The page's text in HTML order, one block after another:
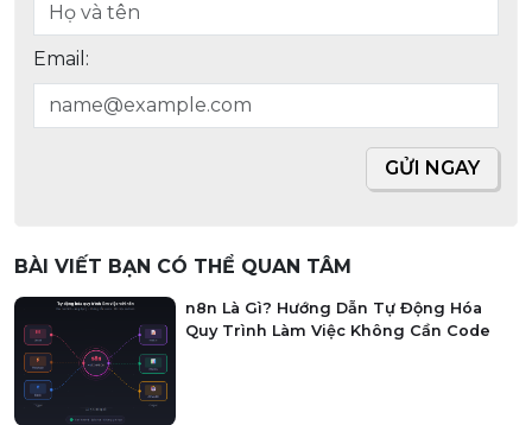
Email:
GỬI NGAY
BÀI VIẾT BẠN CÓ THỂ QUAN TÂM
n8n Là Gì? Hướng Dẫn Tự Động Hóa
Quy Trình Làm Việc Không Cần Code